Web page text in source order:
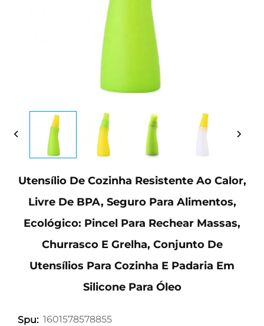
Utensílio De Cozinha Resistente Ao Calor,
Livre De BPA, Seguro Para Alimentos,
Ecológico: Pincel Para Rechear Massas,
Churrasco E Grelha, Conjunto De
Utensílios Para Cozinha E Padaria Em
Silicone Para Óleo
Spu: 1601578578855